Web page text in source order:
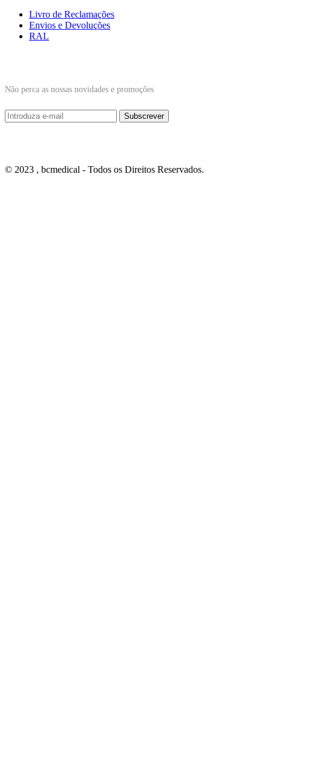
Livro de Reclamações
Envios e Devoluções
RAL
Não perca as nossas novidades e promoções
© 2023 , bcmedical - Todos os Direitos Reservados.